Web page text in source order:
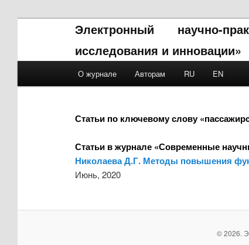
Электронный научно-
исследования и инновации»
Skip to primary content
Skip to secondary content
О журнале Авторам RU EN
Статьи по ключевому слову
Статьи в журнале «Современные
Николаева Д.Г. Методы повышения
Июнь, 2020
© 2026.